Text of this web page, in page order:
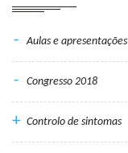
Aulas e apresentações
Congresso 2018
Controlo de sintomas